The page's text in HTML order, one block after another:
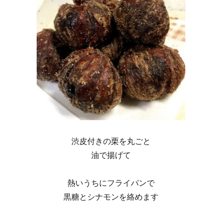
渋皮付きの栗を丸ごと
油で揚げて
熱いうちにフライパンで
黒糖とシナモンを絡めます